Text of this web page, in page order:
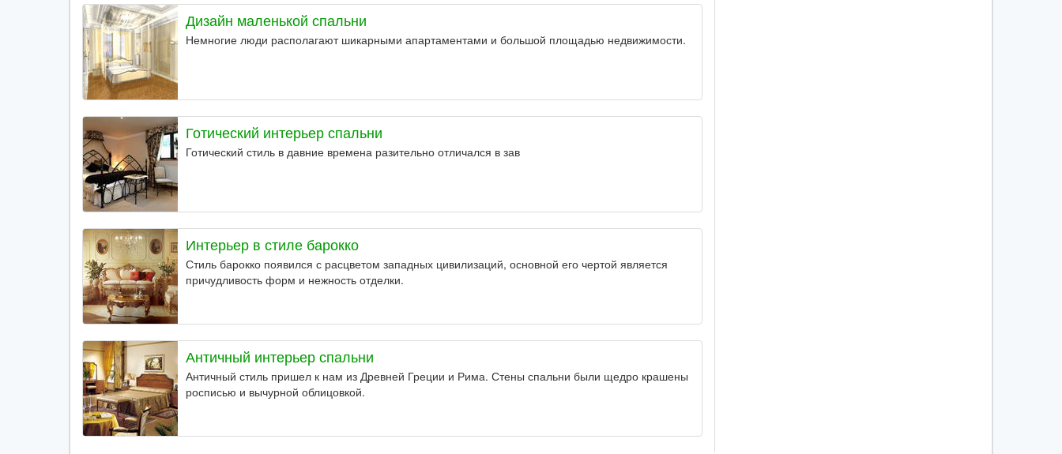
Дизайн маленькой спальни
Немногие люди располагают шикарными апартаментами и большой площадью недвижимости.
Готический интерьер спальни
Готический стиль в давние времена разительно отличался в зав
Интерьер в стиле барокко
Стиль барокко появился с расцветом западных цивилизаций, основной его чертой является
причудливость форм и нежность отделки.
Античный интерьер спальни
Античный стиль пришел к нам из Древней Греции и Рима. Стены спальни были щедро крашены
росписью и вычурной облицовкой.